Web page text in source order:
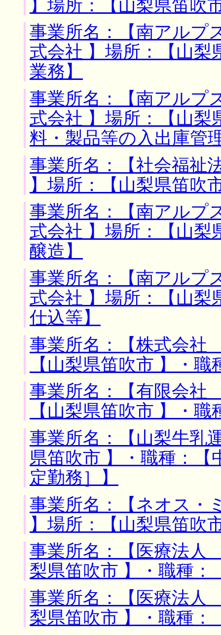
】場所：【山梨県笛吹
事業所名：【南アルプ
式会社 】場所：【山梨
業務】
事業所名：【南アルプ
式会社 】場所：【山梨
料・製品等の入出庫管
事業所名：【社会福祉
】場所：【山梨県笛吹
事業所名：【南アルプ
式会社 】場所：【山梨
醸造】
事業所名：【南アルプ
式会社 】場所：【山梨
仕込等】
事業所名：【株式会
【山梨県笛吹市 】・
事業所名：【有限会社
【山梨県笛吹市 】・
事業所名：【山梨牛乳
県笛吹市 】・職種：
定勤務］】
事業所名：【ネオス
】場所：【山梨県笛吹
事業所名：【医療法人
梨県笛吹市 】・職種：
事業所名：【医療法人
梨県笛吹市 】・職種：